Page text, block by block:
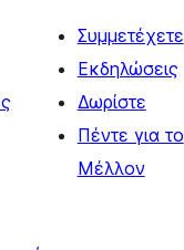
Συμμετέχετε
Εκδηλώσεις
Δωρίστε
Πέντε για το
Μέλλον